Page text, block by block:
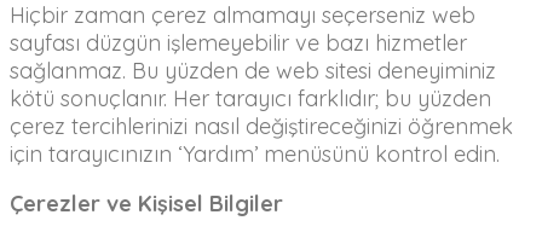
Hiçbir zaman çerez almamayı seçerseniz web
sayfası düzgün işlemeyebilir ve bazı hizmetler
sağlanmaz. Bu yüzden de web sitesi deneyiminiz
kötü sonuçlanır. Her tarayıcı farklıdır; bu yüzden
çerez tercihlerinizi nasıl değiştireceğinizi öğrenmek
için tarayıcınızın ‘Yardım’ menüsünü kontrol edin.
Çerezler ve Kişisel Bilgiler